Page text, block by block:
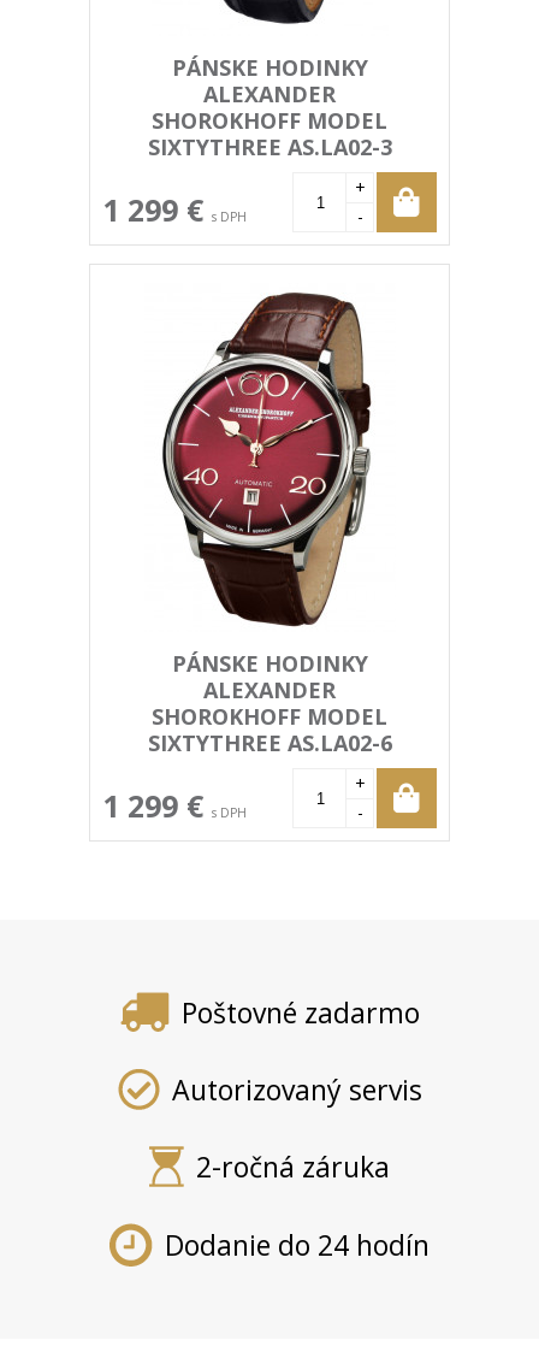
PÁNSKE HODINKY
ALEXANDER
SHOROKHOFF MODEL
SIXTYTHREE AS.LA02-3
1 299 € s DPH -
+
PÁNSKE HODINKY
ALEXANDER
SHOROKHOFF MODEL
SIXTYTHREE AS.LA02-6
1 299 € s DPH -
+
Poštovné zadarmo
Autorizovaný servis
2-ročná záruka
Dodanie do 24 hodín